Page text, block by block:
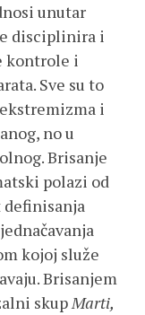
unutar
disciplinira i
kontrole i
Sve su to
i
no u
Brisanje
polazi od
kojoj služe
Brisanjem
skupMarti,